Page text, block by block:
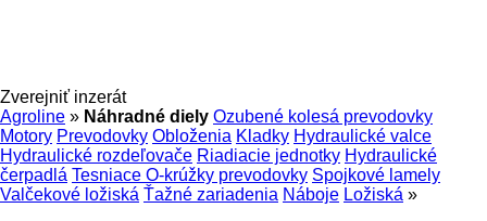
Zverejniť inzerát
Agroline » Náhradné diely Ozubené kolesá prevodovky
Motory Prevodovky Obloženia Kladky Hydraulické valce
Hydraulické rozdeľovače Riadiacie jednotky Hydraulické
čerpadlá Tesniace O-krúžky prevodovky Spojkové lamely
Valčekové ložiská Ťažné zariadenia Náboje Ložiská »